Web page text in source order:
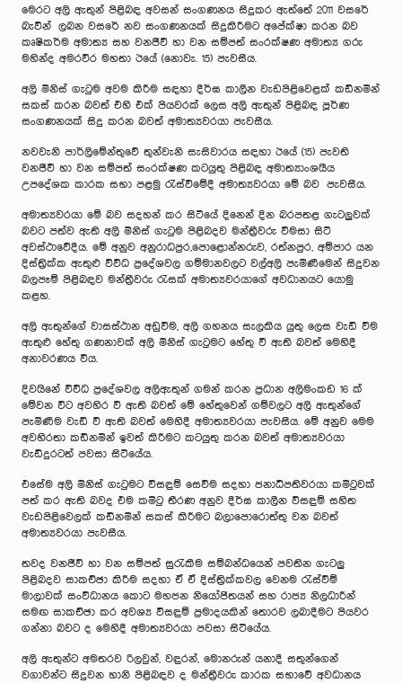
මෙරට අලි ඇතුන් පිළිබඳ අවසන් සංගණනය සිදුකර ඇත්තේ 2011 වසරේ
බැවින් ලබන වසරේ නව සංගණනයක් සිදුකිරීමට අපේක්ෂා කරන බව
කෘෂිකර්ම අමාත්‍ය සහ වනජීවී හා වන සම්පත් සංරක්ෂණ අමාත්‍ය ගරු
මහින්ද අමරවීර මහතා ඊයේ (නොවැ. 15) පැවසීය.
අලි මිනිස් ගැටුම අවම කිරීම සඳහා දීර්ඝ කාලීන වැඩපිළිවෙළක් කඩිනමින්
සකස් කරන බවත් එහි එක් පියවරක් ලෙස අලි ඇතුන් පිළිබඳ පූර්ණ
සංගණනයක් සිදු කරන බවත් අමාත්‍යවරයා පැවසීය.
නවවැනි පාර්ලිමේන්තුවේ තුන්වැනි සැසිවාරය සඳහා ඊයේ (15) පැවති
වනජීවී හා වන සම්පත් සංරක්ෂණ කටයුතු පිළිබඳ අමාත්‍යාංශයීය
උපදේශක කාරක සභා පළමු රැස්වීමේදී අමාත්‍යවරයා මේ බව පැවසීය.
අමාත්‍යවරයා මේ බව සදහන් කර සිටියේ දිනෙන් දින බරපතළ ගැටලුවක්
බවට පත්ව ඇති අලි මිනිස් ගැටුම පිළිබදව මන්ත්‍රීවරු විමසා සිටි
අවස්ථාවේදීය. මේ අනුව අනුරාධපුර,පොළොන්නරුව, රත්නපුර, අම්පාර යන
දිස්ත්‍රික්ක ඇතුළු විවිධ ප්‍රදේශවල ගම්මානවලට වල්අලි පැමිණීමෙන් සිදුවන
බලපෑම් පිළිබඳව මන්ත්‍රීවරු රැසක් අමාත්‍යවරයාගේ අවධානයට යොමු
කළහ.
අලි ඇතුන්ගේ වාසස්ථාන අඩුවීම, අලි ගහනය සැලකිය යුතු ලෙස වැඩි වීම
ඇතුළු හේතු ගණනාවක් අලි මිනිස් ගැටුමට හේතු වී ඇති බවත් මෙහිදී
අනාවරණය විය.
දිවයිනේ විවිධ ප්‍රදේශවල අලිඇතුන් ගමන් කරන ප්‍රධාන අලිමංකඩ 16 ක්
මේවන විට අවහිර වී ඇති බවත් මේ හේතුවෙන් ගම්වලට අලි ඇතුන්ගේ
පැමිණීම වැඩි වී ඇති බවත් මෙහිදී අමාත්‍යවරයා පැවසීය. මේ අනුව මෙම
අවහිරතා කඩිනමින් ඉවත් කිරීමට කටයුතු කරන බවත් අමාත්‍යවරයා
වැඩිදුරටත් පවසා සිටියේය.
එසේම අලි මිනිස් ගැටුමට විසඳුම් සෙවීම සදහා ජනාධිපතිවරයා කමිටුවක්
පත් කර ඇති බවද එම කමිටු තීරණ අනුව දීර්ඝ කාලීන විසඳුම් සහිත
වැඩපිළිවෙලක් කඩිනමින් සකස් කිරීමට බලාපොරොත්තු වන බවත්
අමාත්‍යවරයා පැවසීය.
තවද වනජීවී හා වන සම්පත් සුරැකීම සම්බන්ධයෙන් පවතින ගැටලු
පිළිබදව සාකච්ඡා කිරීම සදහා ඒ ඒ දිස්ත්‍රික්කවල වෙනම රැස්වීම්
මාලාවක් සංවිධානය කොට මහජන නියෝජිතයන් සහ රාජ්‍ය නිලධාරීන්
සමඟ සාකච්ඡා කර අවශ්‍ය විසඳුම් ප්‍රමාදයකින් තොරව ලබාදීමට පියවර
ගන්නා බවට ද මෙහිදී අමාත්‍යවරයා පවසා සිටියේය.
අලි ඇතුන්ට අමතරව රිලවුන්, වඳුරන්, මොනරුන් යනාදී සතුන්ගෙන්
වගාවන්ට සිදුවන හානි පිළිබඳව ද මන්ත්‍රීවරු කාරක සභාවේ අවධානය